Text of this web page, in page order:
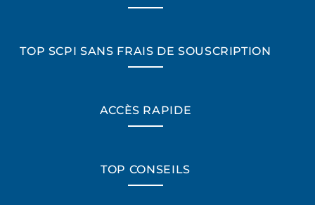
TOP SCPI SANS FRAIS DE SOUSCRIPTION
ACCÈS RAPIDE
TOP CONSEILS